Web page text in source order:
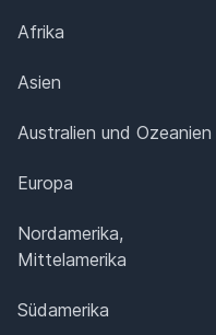
Afrika
Asien
Australien und Ozeanien
Europa
Nordamerika,
Mittelamerika
Südamerika